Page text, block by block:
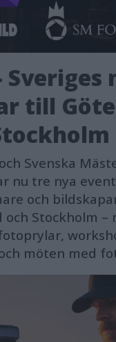
Sveriges
till
Svenska
nu tre nya
och
och Stockholm –
möten med